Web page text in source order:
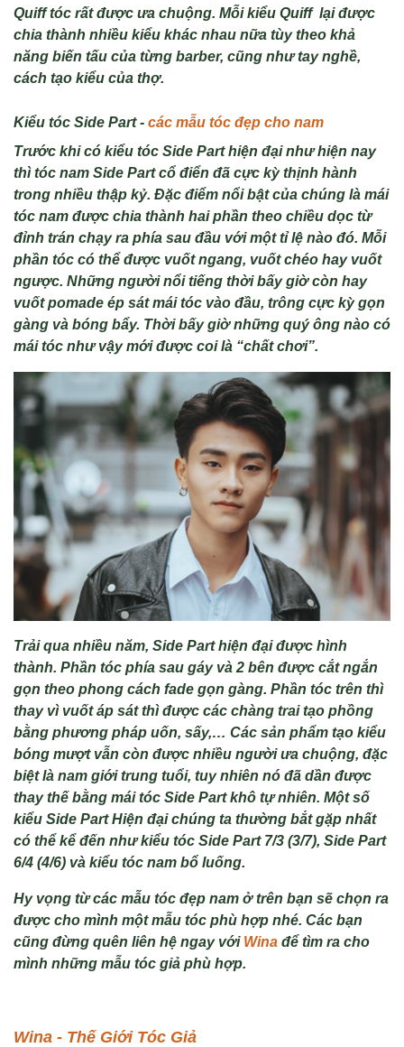
Quiff tóc rất được ưa chuộng. Mỗi kiểu Quiff lại được
chia thành nhiều kiểu khác nhau nữa tùy theo khả
năng biến tấu của từng barber, cũng như tay nghề,
cách tạo kiểu của thợ.
Kiểu tóc Side Part - các mẫu tóc đẹp cho nam
Trước khi có kiểu tóc Side Part hiện đại như hiện nay
thì tóc nam Side Part cổ điển đã cực kỳ thịnh hành
trong nhiều thập kỷ. Đặc điểm nổi bật của chúng là mái
tóc nam được chia thành hai phần theo chiều dọc từ
đỉnh trán chạy ra phía sau đầu với một tỉ lệ nào đó. Mỗi
phần tóc có thể được vuốt ngang, vuốt chéo hay vuốt
ngược. Những người nổi tiếng thời bấy giờ còn hay
vuốt pomade ép sát mái tóc vào đầu, trông cực kỳ gọn
gàng và bóng bẩy. Thời bấy giờ những quý ông nào có
mái tóc như vậy mới được coi là “chất chơi”.
Trải qua nhiều năm, Side Part hiện đại được hình
thành. Phần tóc phía sau gáy và 2 bên được cắt ngắn
gọn theo phong cách fade gọn gàng. Phần tóc trên thì
thay vì vuốtáp sát thì được các chàng trai tạo phồng
bằng phương pháp uốn, sấy,… Các sản phẩm tạo kiểu
bóng mượt vẫn còn được nhiều người ưa chuộng, đặc
biệt là nam giới trung tuổi, tuy nhiên nó đã dần được
thay thế bằng mái tóc Side Part khô tự nhiên. Một số
kiểu Side Part Hiện đại chúng ta thường bắt gặp nhất
có thể kể đến như kiểu tóc Side Part 7/3 (3/7), Side Part
6/4 (4/6) và kiểu tóc nam bổ luống.
Hy vọng từ các mẫu tóc đẹp nam ở trên bạn sẽ chọn ra
được cho mình một mẫu tóc phù hợp nhé. Các bạn
cũng đừng quên liên hệ ngay với Wina để tìm ra cho
mình những mẫu tóc giả phù hợp.
Wina - Thế Giới Tóc Giả